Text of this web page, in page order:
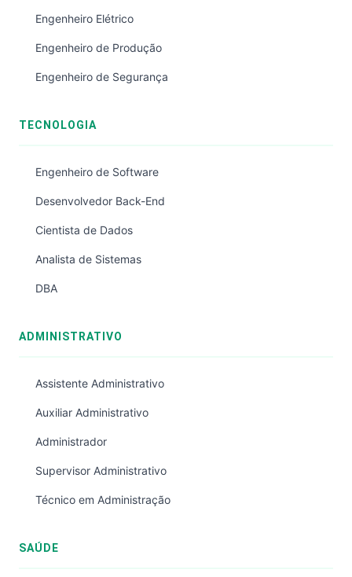
Engenheiro Elétrico
Engenheiro de Produção
Engenheiro de Segurança
TECNOLOGIA
Engenheiro de Software
Desenvolvedor Back-End
Cientista de Dados
Analista de Sistemas
DBA
ADMINISTRATIVO
Assistente Administrativo
Auxiliar Administrativo
Administrador
Supervisor Administrativo
Técnico em Administração
SAÚDE